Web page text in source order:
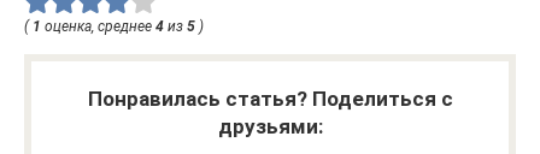
( 1 оценка, среднее 4 из 5 )
Понравилась статья? Поделиться с
друзьями: